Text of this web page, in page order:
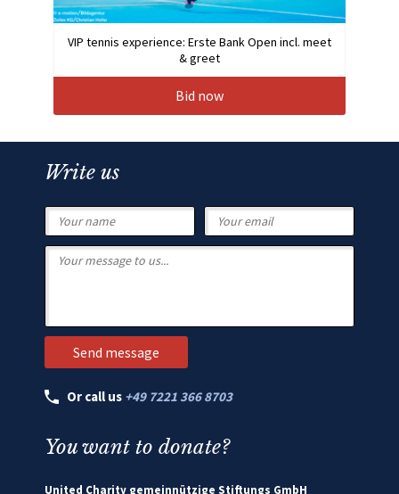
VIP tennis experience: Erste Bank Open incl. meet
& greet
Bid now
Write us
Or call us +49 7221 366 8703
You want to donate?
United Charity gemeinnützige Stiftungs GmbH